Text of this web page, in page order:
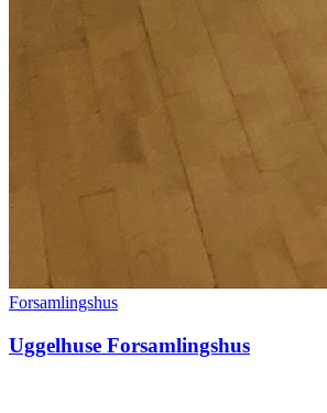
Forsamlingshus
Uggelhuse Forsamlingshus